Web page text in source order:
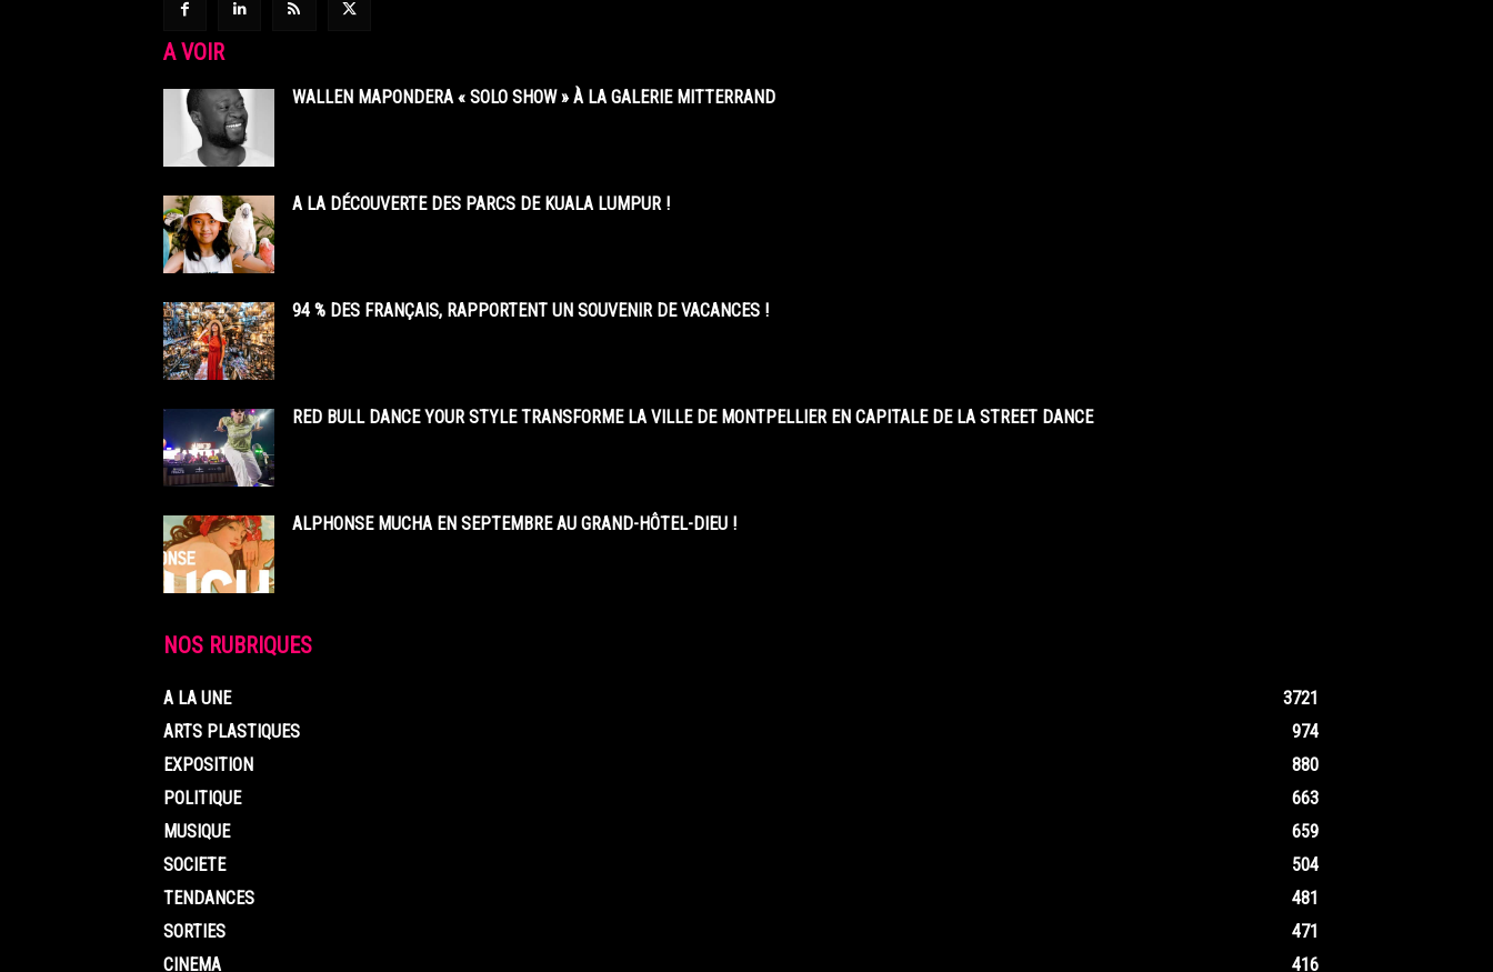
A VOIR
WALLEN MAPONDERA « SOLO SHOW » À LA GALERIE MITTERRAND
A LA DÉCOUVERTE DES PARCS DE KUALA LUMPUR !
94 % DES FRANÇAIS, RAPPORTENT UN SOUVENIR DE VACANCES !
RED BULL DANCE YOUR STYLE TRANSFORME LA VILLE DE MONTPELLIER EN CAPITALE DE LA STREET DANCE
ALPHONSE MUCHA EN SEPTEMBRE AU GRAND-HÔTEL-DIEU !
NOS RUBRIQUES
A LA UNE
3721
ARTS PLASTIQUES
974
EXPOSITION
880
POLITIQUE
663
MUSIQUE
659
SOCIETE
504
TENDANCES
481
SORTIES
471
CINEMA
416